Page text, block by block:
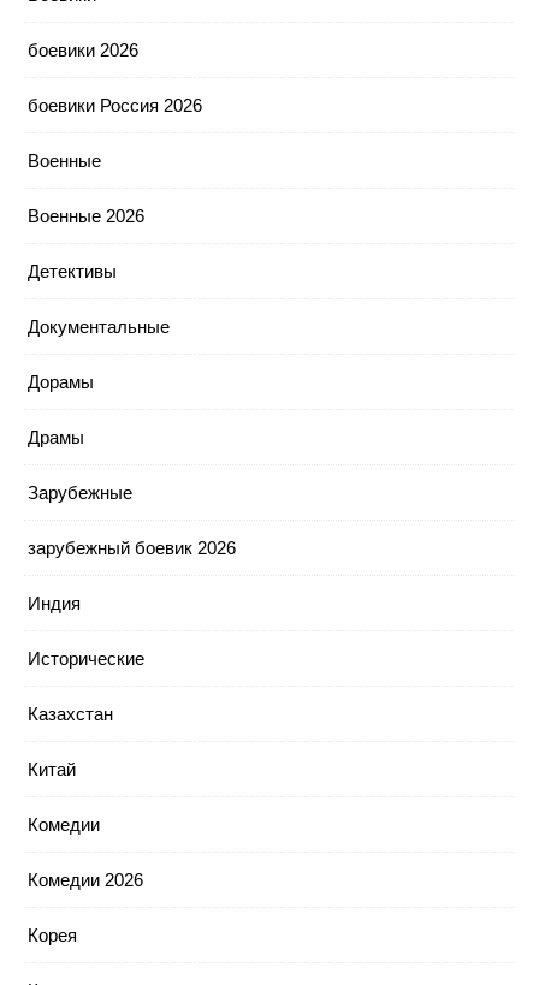
боевики 2026
боевики Россия 2026
Военные
Военные 2026
Детективы
Документальные
Дорамы
Драмы
Зарубежные
зарубежный боевик 2026
Индия
Исторические
Казахстан
Китай
Комедии
Комедии 2026
Корея